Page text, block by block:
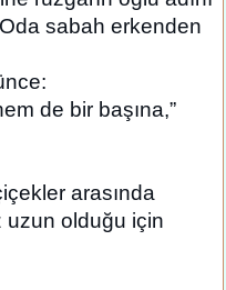
sabah erkenden
de bir başına,”
arasında
uzun olduğu için